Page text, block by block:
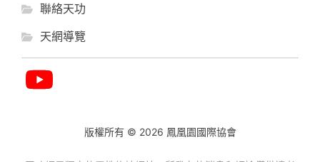
聯絡天功
天網導覽
版權所有 © 2026 鳳凰園國際協會